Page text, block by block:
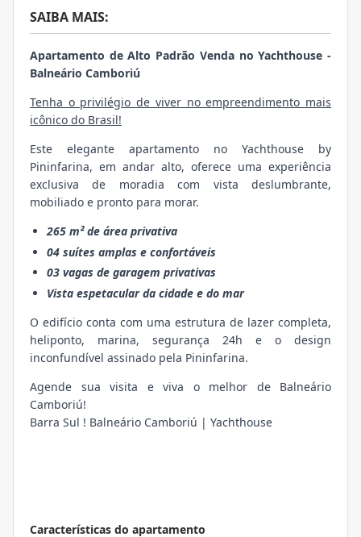
Características do apartamento
SAIBA MAIS:
Apartamento de Alto Padrão Venda no Yachthouse -
Balneário Camboriú
Tenha o privilégio de viver no empreendimento mais
icônico do Brasil!
Este elegante apartamento no Yachthouse by
Pininfarina, em andar alto, oferece uma experiência
exclusiva de moradia com vista deslumbrante,
mobiliado e pronto para morar.
265 m² de área privativa
04 suítes amplas e confortáveis
03 vagas de garagem privativas
Vista espetacular da cidade e do mar
O edifício conta com uma estrutura de lazer completa,
heliponto, marina, segurança 24h e o design
inconfundível assinado pela Pininfarina.
Agende sua visita e viva o melhor de Balneário
Camboriú!
Barra Sul ! Balneário Camboriú | Yachthouse